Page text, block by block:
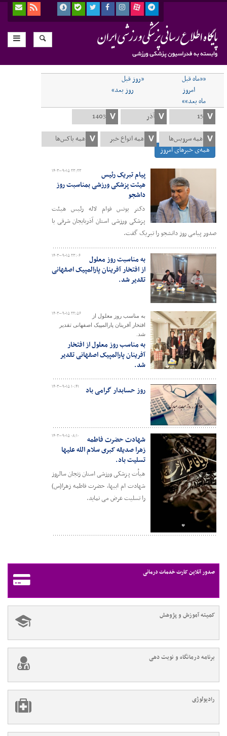
««ماه قبل
«روز قبل
امروز
روز بعد»
ماه بعد»»
همه‌ی خبرهای امروز
۱۴۰۳-۰۹-۱۵ ۲۳:۲۳
پیام تبریک رئیس
هیئت پزشکی ورزشی بمناسبت روز
داشجو
دکتر یونس فوام لاله رئیس هیئت
پزشکی ورزشی استان آذربایجان شرقی با
صدور پیامی روز دانشجو را تبریک گفت.
۱۴۰۳-۰۹-۱۵ ۲۳:۰۶
به مناسبت روز معلول
از افتخار آفرینان پارالمپیک اصفهانی
تقدیر شد.
۱۴۰۳-۰۹-۱۵ ۲۲:۵۶
به مناسب روز معلول از
افتخار آفرینان پارالمپیک اصفهانی تقدیر
شد.
به مناسب روز معلول از افتخار
آفرینان پارالمپیک اصفهانی تقدیر
شد.
۱۴۰۳-۰۹-۱۵ ۱۰:۴۱ روز حسابدار گرامی باد
۱۴۰۳-۰۹-۱۵ ۰۸:۱۰
شهادت حضرت فاطمه
زهرا صدیقه کبری سلام الله علیها
تسلیت باد.
هیأت پزشکی ورزشی استان زنجان سالروز
شهادت ام ابیها، حضرت فاطمه زهرا(س)
را تسلیت عرض می نماید.
صدور آنلاین کارت خدمات درمانی
کمیته آموزش و پژوهش
برنامه درمانگاه و نوبت دهی
رادیولوژی